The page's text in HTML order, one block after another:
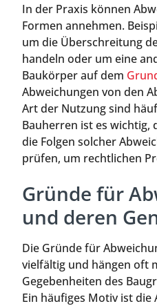
In der Praxis können
Formen annehmen.
um die Überschreitung
handeln oder um eine
Baukörper auf dem
Abweichungen von den
Art der Nutzung sind
Bauherren ist es wichtig,
die Folgen solcher
prüfen, um rechtlichen
Gründe für
und deren
Die Gründe für
vielfältig und hängen oft
Gegebenheiten des
Ein häufiges Motiv ist die